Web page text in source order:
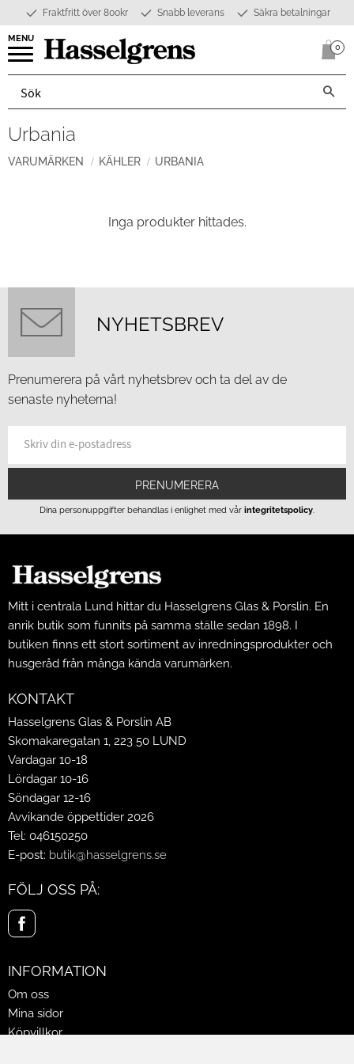
Meny
Fraktfritt över 800kr Snabb leverans Säkra betalningar
0
Urbania
VARUMÄRKEN KÄHLER URBANIA
Inga produkter hittades.
NYHETSBREV
Prenumerera på vårt nyhetsbrev och ta del av de
senaste nyheterna!
PRENUMERERA
Dina personuppgifter behandlas i enlighet med vår integritetspolicy
Mitt i centrala Lund hittar du Hasselgrens Glas & Porslin. En
anrik butik som funnits på samma ställe sedan 1898. I
butiken finns ett stort sortiment av inredningsprodukter och
husgeråd från många kända varumärken.
KONTAKT
Hasselgrens Glas & Porslin AB
Skomakaregatan 1, 223 50 LUND
Vardagar 10-18
Lördagar 10-16
Söndagar 12-16
Avvikande öppettider 2026
Tel: 046150250
E-post: butik@hasselgrens.se
FÖLJ OSS PÅ:
INFORMATION
Om oss
Mina sidor
Köpvillkor